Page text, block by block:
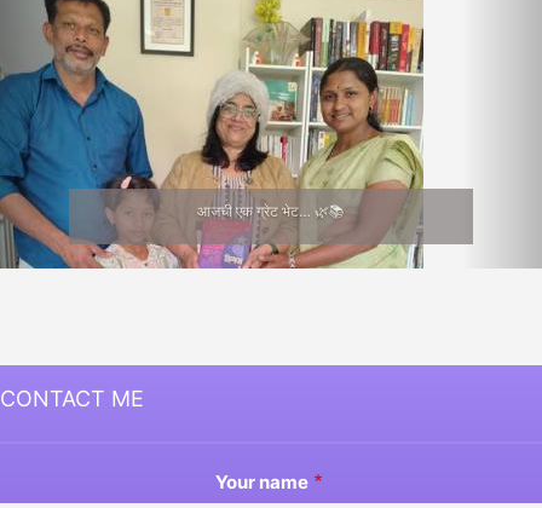
Medha Joshi
CONTACT ME
Your name